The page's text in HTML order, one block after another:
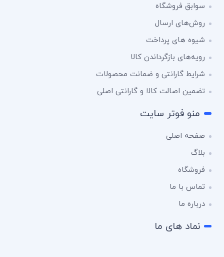
سوابق فروشگاه
روش‌های ارسال
شیوه های پرداخت
رویه‌های بازگرداندن کالا
شرایط گارانتی و ضمانت محصولات
تضمین اصالت کالا و گارانتی اصلی
منو فوتر سایت
صفحه اصلی
بلاگ
فروشگاه
تماس با ما
درباره ما
نماد های ما